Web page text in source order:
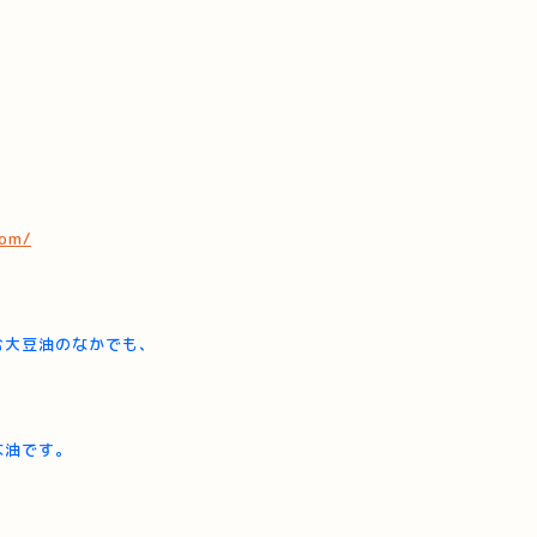
豆油のなかでも、
です。